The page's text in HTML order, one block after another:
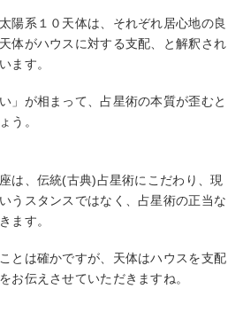
陽系１０天体は、それぞれ居心地の良
体がハウスに対する支配、と解釈され
ます。
」が相まって、占星術の本質が歪むと
う。
は、伝統(古典)占星術にこだわり、現
うスタンスではなく、占星術の正当な
ます。
とは確かですが、天体はハウスを支配
お伝えさせていただきますね。